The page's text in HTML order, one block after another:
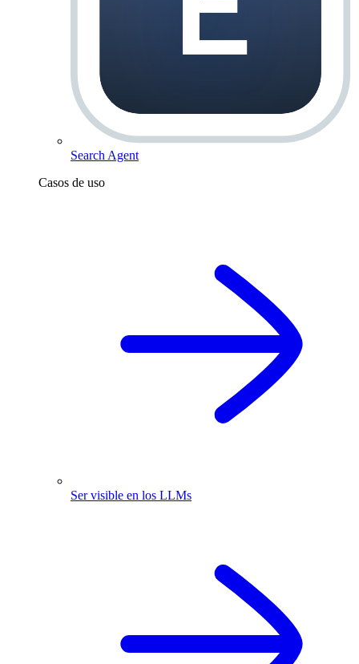
Search Agent
Casos de uso
Ser visible en los LLMs